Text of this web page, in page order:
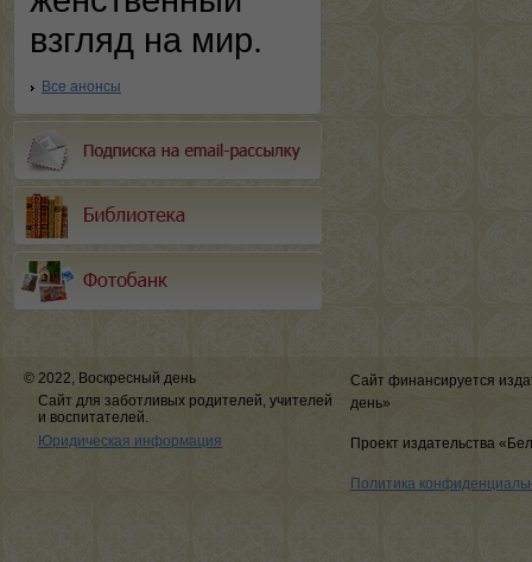
взгляд на мир.
Все анонсы
© 2022, Воскресный день
Сайт для заботливых родителей, учителей
и воспитателей.
Юридическая информация
Сайт финансируется
день»
Проект издательства
Политика